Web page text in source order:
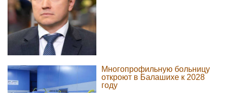
Многопрофильную больницу
откроют в Балашихе к 2028
году